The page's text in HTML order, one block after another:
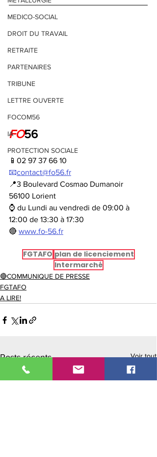
MEDICO-SOCIAL
DROIT DU TRAVAIL
RETRAITE
PARTENAIRES
TRIBUNE
LETTRE OUVERTE
FOCOM56
IA
PROTECTION SOCIALE
FO56
📱02 97 37 66 10
📧contact@fo56.fr
📍3 Boulevard Cosmao Dumanoir
56100 Lorient
⌚ du Lundi au vendredi de 09:00 à
12:00 de 13:30 à 17:30
🔴 www.fo-56.fr
FGTAFO plan de licenciement
Intermarché
🔴COMMUNIQUE DE PRESSE
FGTAFO
A LIRE!
Posts récents Voir tout